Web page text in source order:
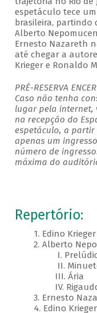
espetáculo tece
brasileira, partindo
Alberto
Ernesto Nazareth
até chegar a
Krieger e Ronaldo
PRÉ-RESERVA
Caso não tenha
lugar pela internet,
na recepção do
espetáculo, a partir
apenas um
número de
máxima do
Repertório:
1. Edino Krieger
2. Alberto
I.
II.
III. Ária
IV.
3. Ernesto
4. Edino Krieger